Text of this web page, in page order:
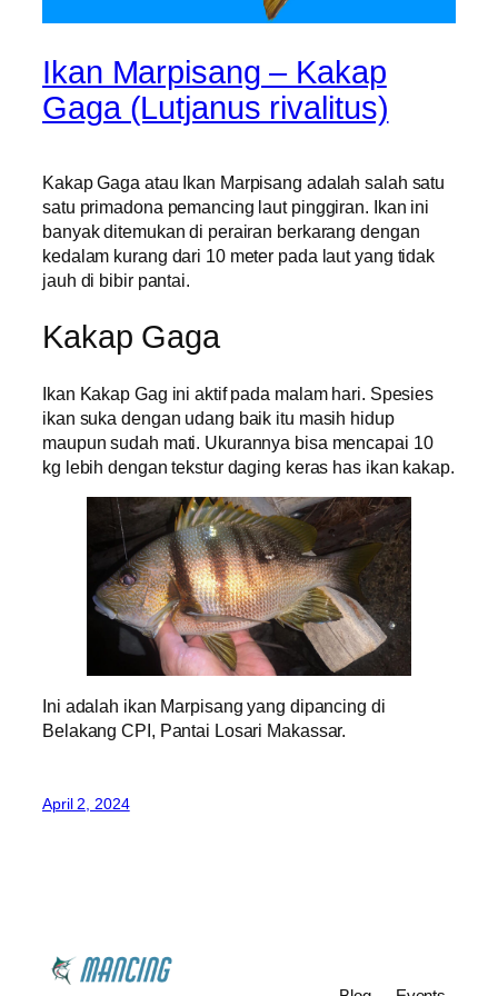
Ikan Marpisang – Kakap
Gaga (Lutjanus rivalitus)
Kakap Gaga atau Ikan Marpisang adalah salah satu
satu primadona pemancing laut pinggiran. Ikan ini
banyak ditemukan di perairan berkarang dengan
kedalam kurang dari 10 meter pada laut yang tidak
jauh di bibir pantai.
Kakap Gaga
Ikan Kakap Gag ini aktif pada malam hari. Spesies
ikan suka dengan udang baik itu masih hidup
maupun sudah mati. Ukurannya bisa mencapai 10
kg lebih dengan tekstur daging keras has ikan kakap.
Ini adalah ikan Marpisang yang dipancing di
Belakang CPI, Pantai Losari Makassar.
April 2, 2024